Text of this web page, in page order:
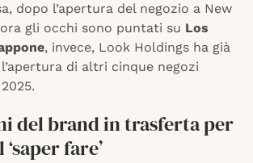
dopo l’apertura del negozio a New
ora gli occhi sono puntati su Los
, invece, Look Holdings ha già
di altri cinque negozi
del brand in trasferta per
fare’